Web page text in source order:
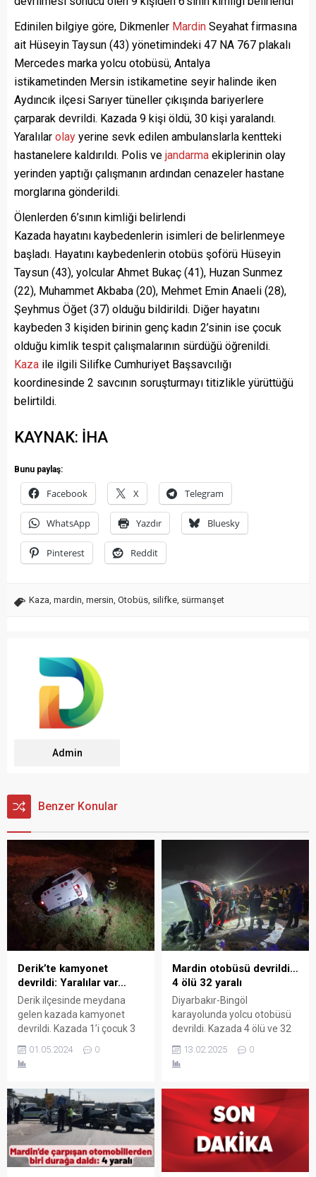
Edinilen bilgiye göre, Dikmenler Mardin Seyahat firmasına
ait Hüseyin Taysun (43) yönetimindeki 47 NA 767 plakalı
Mercedes marka yolcu otobüsü, Antalya
istikametinden Mersin istikametine seyir halinde iken
Aydıncık ilçesi Sarıyer tüneller çıkışında bariyerlere
çarparak devrildi. Kazada 9 kişi öldü, 30 kişi yaralandı.
Yaralılar olay yerine sevk edilen ambulanslarla kentteki
hastanelere kaldırıldı. Polis ve jandarma ekiplerinin olay
yerinden yaptığı çalışmanın ardından cenazeler hastane
morglarına gönderildi.
Ölenlerden 6’sının kimliği belirlendi
Kazada hayatını kaybedenlerin isimleri de belirlenmeye
başladı. Hayatını kaybedenlerin otobüs şoförü Hüseyin
Taysun (43), yolcular Ahmet Bukaç (41), Huzan Sunmez
(22), Muhammet Akbaba (20), Mehmet Emin Anaeli (28),
Şeyhmus Öğet (37) olduğu bildirildi. Diğer hayatını
kaybeden 3 kişiden birinin genç kadın 2’sinin ise çocuk
olduğu kimlik tespit çalışmalarının sürdüğü öğrenildi.
Kaza ile ilgili Silifke Cumhuriyet Başsavcılığı
koordinesinde 2 savcının soruşturmayı titizlikle yürüttüğü
belirtildi.
KAYNAK: İHA
Bunu paylaş:
Facebook X Telegram
WhatsApp Yazdır Bluesky
Pinterest Reddit
Kaza, mardin, mersin, Otobüs, silifke, sürmanşet
Admin
Benzer Konular
Derik’te kamyonet
devrildi: Yaralılar var…
Derik ilçesinde meydana
gelen kazada kamyonet
devrildi. Kazada 1’i çocuk 3
01.05.2024 0
Mardin otobüsü devrildi…
4 ölü 32 yaralı
Diyarbakır-Bingöl
karayolunda yolcu otobüsü
devrildi. Kazada 4 ölü ve 32
13.02.2025 0